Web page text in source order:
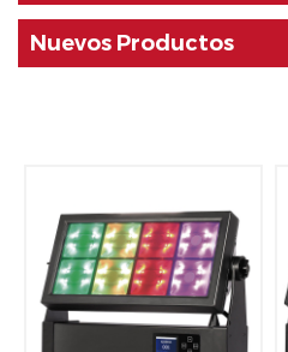
Nuevos Productos